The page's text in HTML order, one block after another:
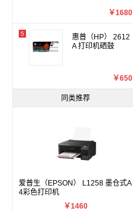
￥1680
5
惠普（HP） 2612
A 打印机硒鼓
￥650
同类推荐
爱普生（EPSON） L1258 墨仓式A
4彩色打印机
￥1460